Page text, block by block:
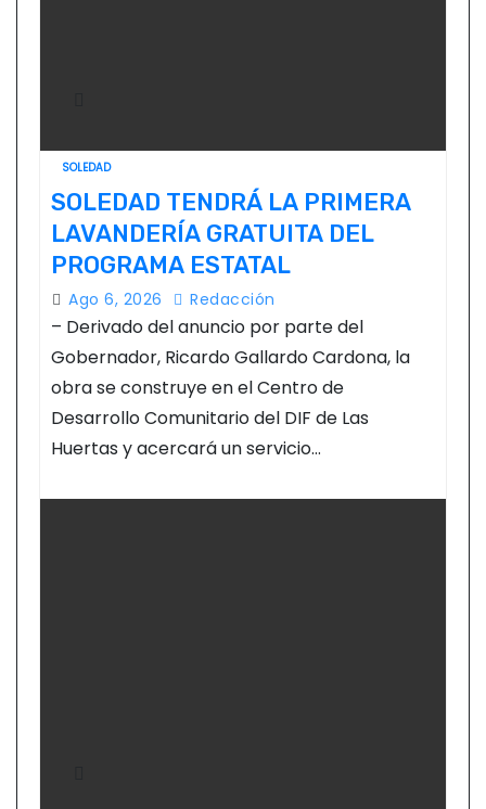
SOLEDAD
SOLEDAD TENDRÁ LA PRIMERA
LAVANDERÍA GRATUITA DEL
PROGRAMA ESTATAL
Ago 6, 2026 Redacción
– Derivado del anuncio por parte del
Gobernador, Ricardo Gallardo Cardona, la
obra se construye en el Centro de
Desarrollo Comunitario del DIF de Las
Huertas y acercará un servicio…